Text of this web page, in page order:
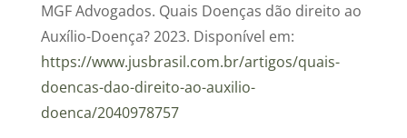
MGF Advogados. Quais Doenças dão direito ao
Auxílio-Doença? 2023. Disponível em:
https://www.jusbrasil.com.br/artigos/quais-
doencas-dao-direito-ao-auxilio-
doenca/2040978757